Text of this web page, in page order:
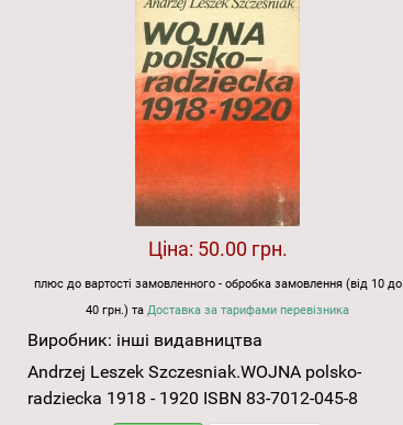
Ціна: 50.00 грн.
плюс до вартості замовленного - обробка замовлення (від 10 до
40 грн.) таДоставка за тарифами перевізника
Виробник: інші видавництва
Andrzej Leszek Szczesniak.WOJNA polsko-
radziecka 1918 - 1920 ISBN 83-7012-045-8